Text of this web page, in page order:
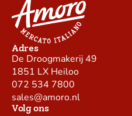
Adres
De Droogmakerij 49
1851 LX Heiloo
072 534 7800
sales@amoro.nl
Volg ons